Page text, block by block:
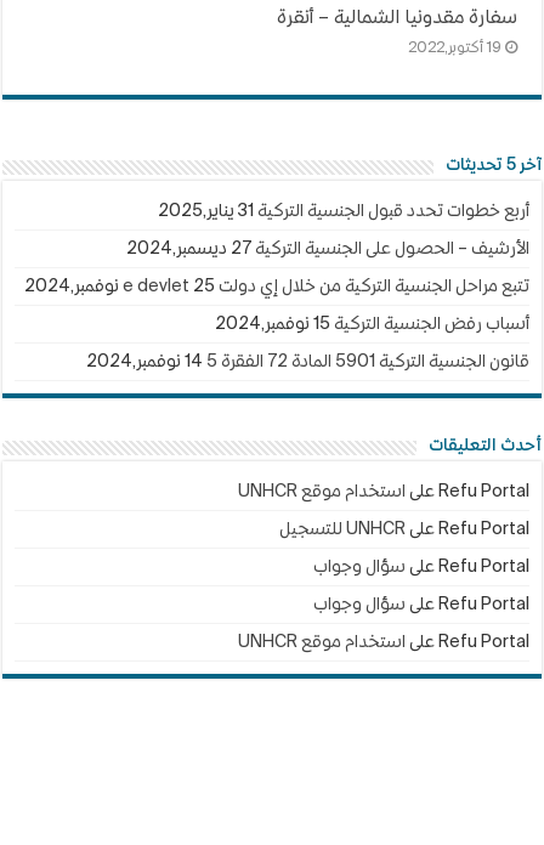
سفارة مقدونيا الشمالية – أنقرة
19 أكتوبر,2022
آخر 5 تحديثات
أربع خطوات تحدد قبول الجنسية التركية 31 يناير,2025
الأرشيف – الحصول على الجنسية التركية 27 ديسمبر,2024
تتبع مراحل الجنسية التركية من خلال إي دولت e devlet 25 نوفمبر,2024
أسباب رفض الجنسية التركية 15 نوفمبر,2024
قانون الجنسية التركية 5901 المادة 72 الفقرة 5 14 نوفمبر,2024
أحدث التعليقات
Refu Portal على استخدام موقع UNHCR
Refu Portal على UNHCR للتسجيل
Refu Portal على سؤال وجواب
Refu Portal على سؤال وجواب
Refu Portal على استخدام موقع UNHCR